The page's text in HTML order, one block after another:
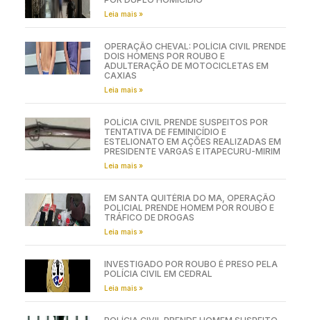
Leia mais »
OPERAÇÃO CHEVAL: POLÍCIA CIVIL PRENDE
DOIS HOMENS POR ROUBO E
ADULTERAÇÃO DE MOTOCICLETAS EM
CAXIAS
Leia mais »
POLÍCIA CIVIL PRENDE SUSPEITOS POR
TENTATIVA DE FEMINICÍDIO E
ESTELIONATO EM AÇÕES REALIZADAS EM
PRESIDENTE VARGAS E ITAPECURU-MIRIM
Leia mais »
EM SANTA QUITÉRIA DO MA, OPERAÇÃO
POLICIAL PRENDE HOMEM POR ROUBO E
TRÁFICO DE DROGAS
Leia mais »
INVESTIGADO POR ROUBO É PRESO PELA
POLÍCIA CIVIL EM CEDRAL
Leia mais »